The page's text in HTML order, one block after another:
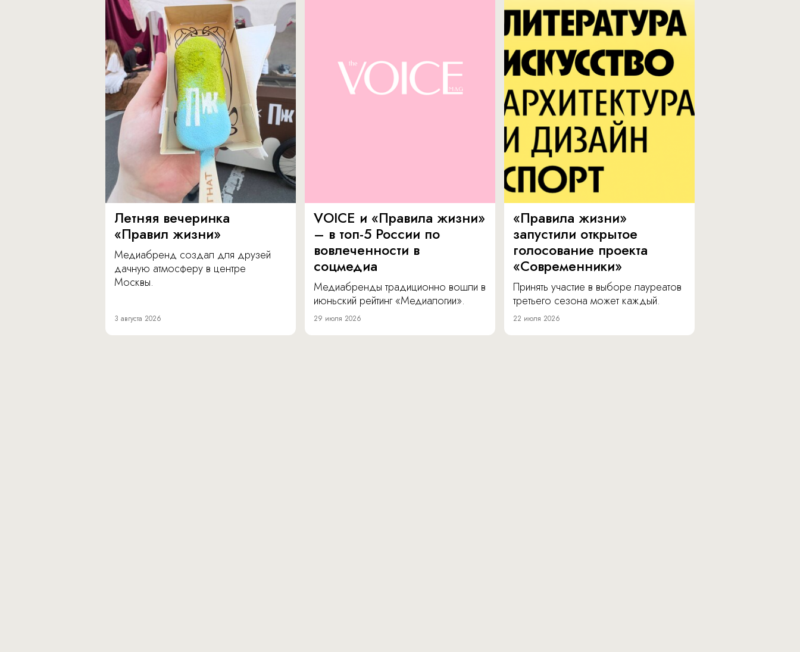
Летняя вечеринка
«Правил жизни»
Медиабренд создал для друзей
дачную атмосферу в центре
Москвы.
3 августа 2026
VOICE и «Правила жизни»
– в топ-5 России по
вовлеченности в
соцмедиа
Медиабренды традиционно вошли в
июньский рейтинг «Медиалогии».
29 июля 2026
«Правила жизни»
запустили открытое
голосование проекта
«Современники»
Принять участие в выборе лауреатов
третьего сезона может каждый.
22 июля 2026